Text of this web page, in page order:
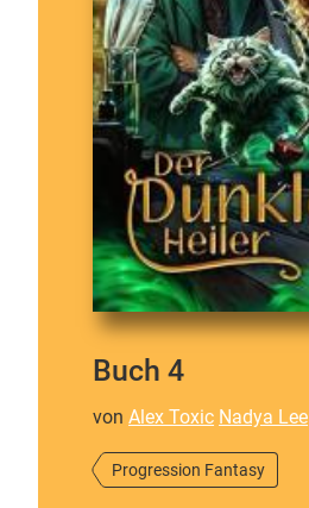
Buch 4
von Alex Toxic Nadya Lee
Progression Fantasy